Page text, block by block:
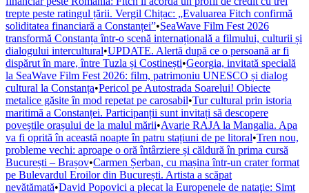
trepte peste ratingul țării. Vergil Chițac: „Evaluarea Fitch confirmă
soliditatea financiară a Constanței”•SeaWave Film Fest 2026
transformă Constanța într-o scenă internațională a filmului, culturii și
dialogului intercultural•UPDATE. Alertă după ce o persoană ar fi
dispărut în mare, între Tuzla și Costinești•Georgia, invitată specială
la SeaWave Film Fest 2026: film, patrimoniu UNESCO și dialog
cultural la Constanța•Pericol pe Autostrada Soarelui! Obiecte
metalice găsite în mod repetat pe carosabil•Tur cultural prin istoria
maritimă a Constanței. Participanții sunt invitați să descopere
poveștile orașului de la malul mării•Avarie RAJA la Mangalia. Apa
va fi oprită în această noapte în patru stațiuni de pe litoral•Tren nou,
probleme vechi: aproape o oră întârziere și căldură în prima cursă
București – Brașov•Carmen Șerban, cu mașina într-un crater format
pe Bulevardul Eroilor din București. Artista a scăpat
nevătămată•David Popovici a plecat la Europenele de nataţie: Simt